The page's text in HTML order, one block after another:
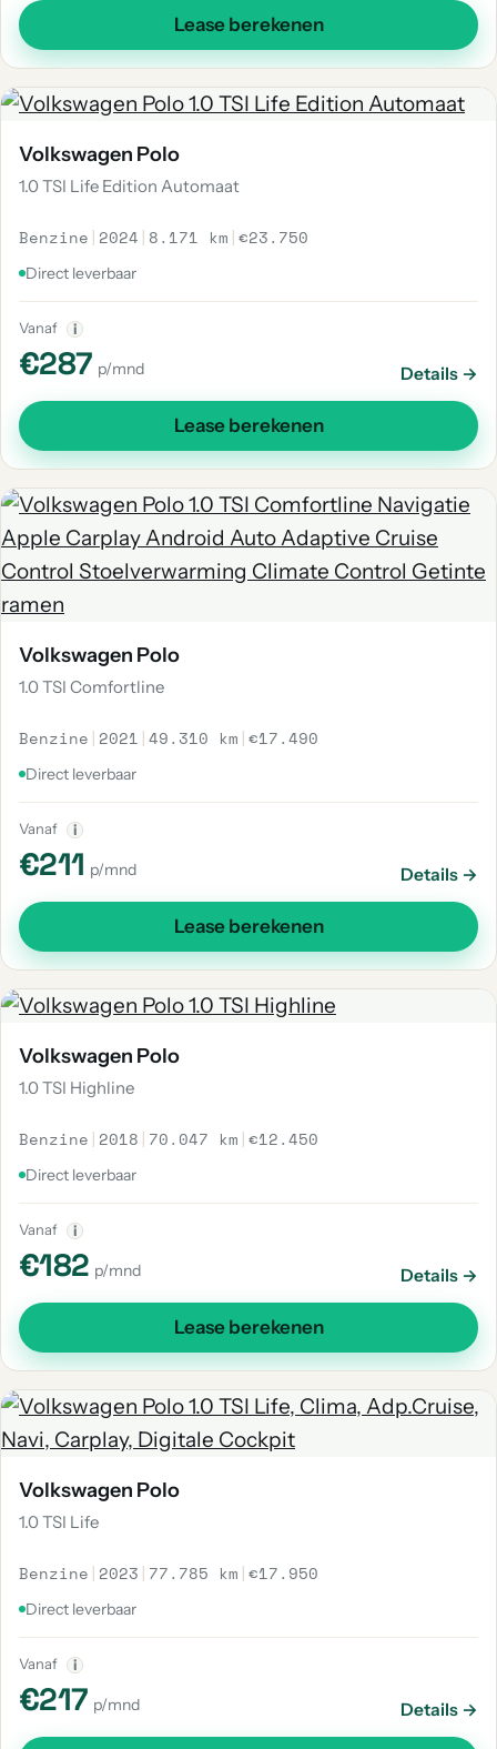
Lease berekenen
Volkswagen Polo
1.0 TSI Life Edition Automaat
Benzine | 2024 | 8.171 km |€23.750
Direct leverbaar
Vanaf i
€287 p/mnd Details →
Lease berekenen
Volkswagen Polo
1.0 TSI Comfortline
Benzine | 2021 |49.310 km |€17.490
Direct leverbaar
Vanaf i
€211 p/mnd Details →
Lease berekenen
Volkswagen Polo
1.0 TSI Highline
Benzine | 2018 | 70.047 km |€12.450
Direct leverbaar
Vanaf i
€182 p/mnd Details →
Lease berekenen
Volkswagen Polo
1.0 TSI Life
Benzine | 2023 | 77.785 km |€17.950
Direct leverbaar
Vanaf i
€217 p/mnd Details →